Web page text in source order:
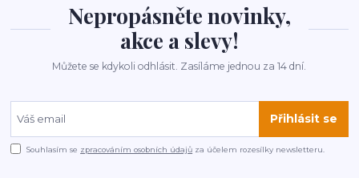
Nepropásněte novinky,
akce a slevy!
Můžete se kdykoli odhlásit. Zasíláme jednou za 14 dní.
Přihlásit se
Souhlasím se zpracováním osobních údajů za účelem rozesílky newsletteru.